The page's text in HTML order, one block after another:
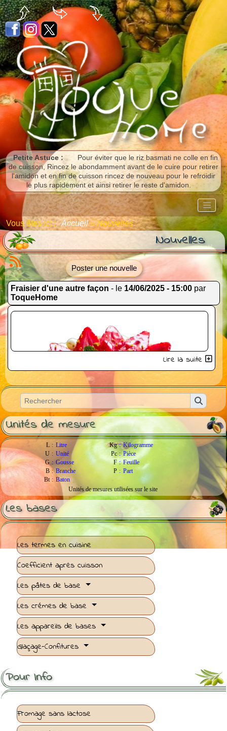
Petite Astuce :
Pour éviter que le riz basmati ne colle en fin
de cuisson, Rincez le abondamment avant de le cuire pour retirer
l'amidon et en fin de cuisson rincez de nouveau pour le refroidir
le plus rapidement et ainsi retirer le reste d'amidon.
Vous êtes ici :Accueil»Nouvelles
Unités de mesure
L : Litre Kg : Kilogramme
U : Unité Pc : Pièce
G : Gousse F : Feuille
B : Branche P : Part
Bt : Baton
Unités de mesures utilisées sur le site
Les bases
Les termes en cuisine
Coefficient après cuisson
Les pâtes de base
Les crémes de base
Les appareils de bases
Glaçage-Confitures
Pour Info
Fromage sans lactose
Nouvelles
Poster une nouvelle
Fraisier d'une autre façon - le 14/06/2025 - 15:00par
ToqueHome
Lire la suite
Panneau de gestion des cookies